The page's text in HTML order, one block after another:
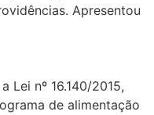
Apresentou
Lei nº 16.140/2015,
de alimentação